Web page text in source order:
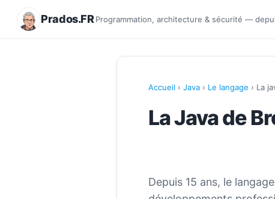
Prados.FR Programmation, architecture & sécurité —
Accueil › Java › Le langage › La
La Java de
Depuis 15 ans, le